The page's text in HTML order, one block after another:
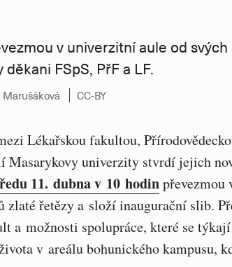
v univerzitní aule od svých
FSpS, PřF a LF.
Marušáková CC-BY
Lékařskou fakultou,
Masarykovy univerzity stvrdí jejich
11. dubna v 10 hodin
zlaté řetězy a složí inaugurační slib.
a možnosti spolupráce, které se
v areálu bohunického kampusu,